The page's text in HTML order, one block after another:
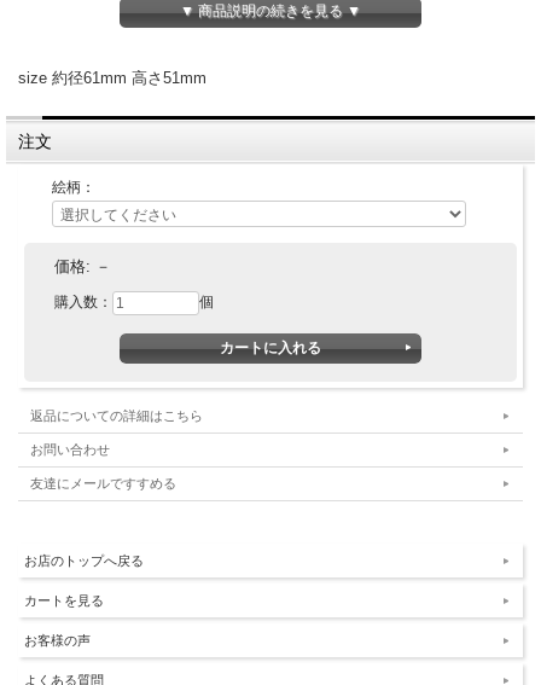
※商品は手描きのため絵柄や濃淡など個体差があります。予めご了承ください。
※在庫切れの場合は、予約注文承ります。お気軽にお問い合わせください。
▼ 商品説明の続きを見る ▼
size 約径61mm 高さ51mm
注文
絵柄：
価格: －
購入数： 個
返品についての詳細はこちら
お問い合わせ
友達にメールですすめる
お店のトップへ戻る
カートを見る
お客様の声
よくある質問